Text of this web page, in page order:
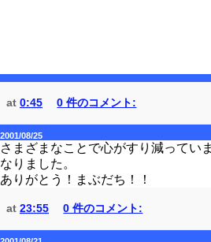
at 0:45 0 件のコメント:
2001/08/25
さまざまなことで心がすり減ってい
なりました。
ありがとう！まぶだち！！
at 23:55 0 件のコメント: